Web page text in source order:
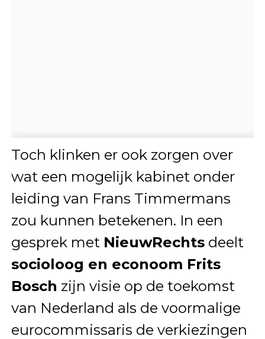
Toch klinken er ook zorgen over
wat een mogelijk kabinet onder
leiding van Frans Timmermans
zou kunnen betekenen. In een
gesprek met NieuwRechtsdeelt
socioloog en econoom Frits
Bosch zijn visie op de toekomst
van Nederland als de voormalige
eurocommissaris de verkiezingen